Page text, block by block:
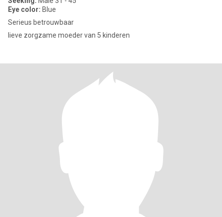
Eye color: Blue
Serieus betrouwbaar
lieve zorgzame moeder van 5 kinderen